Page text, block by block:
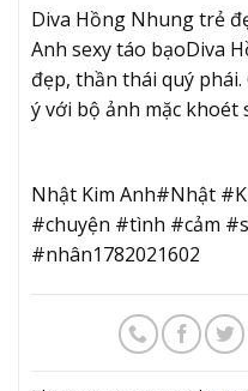
Diva Hồng Nhung trẻ
Anh sexy táo bạoDiva
đẹp, thần thái quý phái.
ý với bộ ảnh mặc khoét
Nhật Kim Anh#Nhật
#chuyện #tình #cảm
#nhân1782021602